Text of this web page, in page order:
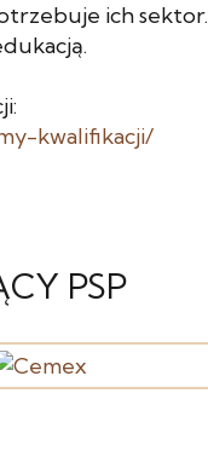
ich sektor.
kwalifikacji/
PSP